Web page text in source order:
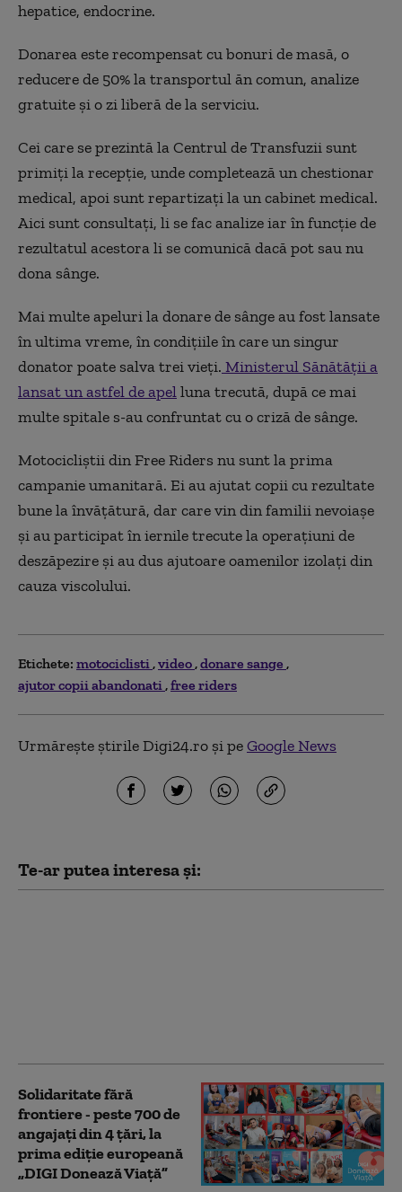
hepatice, endocrine.
Donarea este recompensat cu bonuri de masă, o
reducere de 50% la transportul ăn comun, analize
gratuite și o zi liberă de la serviciu.
Cei care se prezintă la Centrul de Transfuzii sunt
primiţi la recepţie, unde completează un chestionar
medical, apoi sunt repartizaţi la un cabinet medical.
Aici sunt consultaţi, li se fac analize iar în funcţie de
rezultatul acestora li se comunică dacă pot sau nu
dona sânge.
Mai multe apeluri la donare de sânge au fost lansate
în ultima vreme, în condițiile în care un singur
donator poate salva trei vieți. Ministerul Sănătății a
lansat un astfel de apelluna trecută, după ce mai
multe spitale s-au confruntat cu o criză de sânge.
Motocicliștii din Free Riders nu sunt la prima
campanie umanitară. Ei au ajutat copii cu rezultate
bune la învățătură, dar care vin din familii nevoiașe
și au participat în iernile trecute la operațiuni de
deszăpezire și au dus ajutoare oamenilor izolați din
cauza viscolului.
Etichete: motociclisti video donare sange
ajutor copii abandonati free riders
Urmărește știrile Digi24.ro și peGoogle News
Te-ar putea interesa și:
Solidaritate fără
frontiere - peste 700 de
angajați din 4 țări, la
prima ediție europeană
„DIGI Donează Viață”